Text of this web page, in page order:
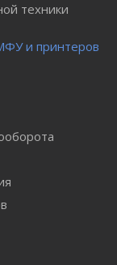
техники
и принтеров